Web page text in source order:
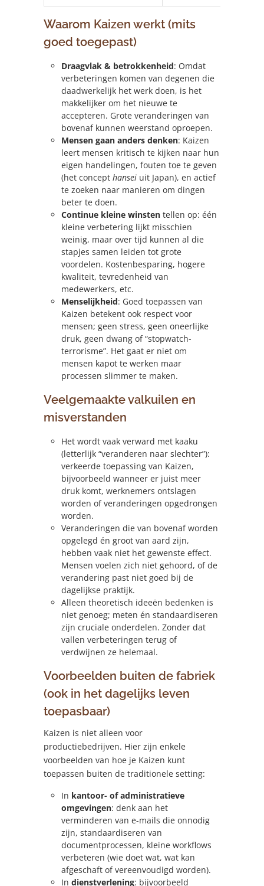
Waarom Kaizen werkt (mits
goed toegepast)
Draagvlak & betrokkenheid: Omdat
verbeteringen komen van degenen die
daadwerkelijk het werk doen, is het
makkelijker om het nieuwe te
accepteren. Grote veranderingen van
bovenaf kunnen weerstand oproepen.
Mensen gaan anders denken: Kaizen
leert mensen kritisch te kijken naar hun
eigen handelingen, fouten toe te geven
(het concept hansei uit Japan), en actief
te zoeken naar manieren om dingen
beter te doen.
Continue kleine winsten tellen op: één
kleine verbetering lijkt misschien
weinig, maar over tijd kunnen al die
stapjes samen leiden tot grote
voordelen. Kostenbesparing, hogere
kwaliteit, tevredenheid van
medewerkers, etc.
Menselijkheid: Goed toepassen van
Kaizen betekent ook respect voor
mensen; geen stress, geen oneerlijke
druk, geen dwang of “stopwatch-
terrorisme”. Het gaat er niet om
mensen kapot te werken maar
processen slimmer te maken.
Veelgemaakte valkuilen en
misverstanden
Het wordt vaak verward met kaaku
(letterlijk “veranderen naar slechter”):
verkeerde toepassing van Kaizen,
bijvoorbeeld wanneer er juist meer
druk komt, werknemers ontslagen
worden of veranderingen opgedrongen
worden.
Veranderingen die van bovenaf worden
opgelegd én groot van aard zijn,
hebben vaak niet het gewenste effect.
Mensen voelen zich niet gehoord, of de
verandering past niet goed bij de
dagelijkse praktijk.
Alleen theoretisch ideeën bedenken is
niet genoeg; meten én standaardiseren
zijn cruciale onderdelen. Zonder dat
vallen verbeteringen terug of
verdwijnen ze helemaal.
Voorbeelden buiten de fabriek
(ook in het dagelijks leven
toepasbaar)
Kaizen is niet alleen voor
productiebedrijven. Hier zijn enkele
voorbeelden van hoe je Kaizen kunt
toepassen buiten de traditionele setting:
In kantoor- of administratieve
omgevingen: denk aan het
verminderen van e-mails die onnodig
zijn, standaardiseren van
documentprocessen, kleine workflows
verbeteren (wie doet wat, wat kan
afgeschaft of vereenvoudigd worden).
In dienstverlening: bijvoorbeeld